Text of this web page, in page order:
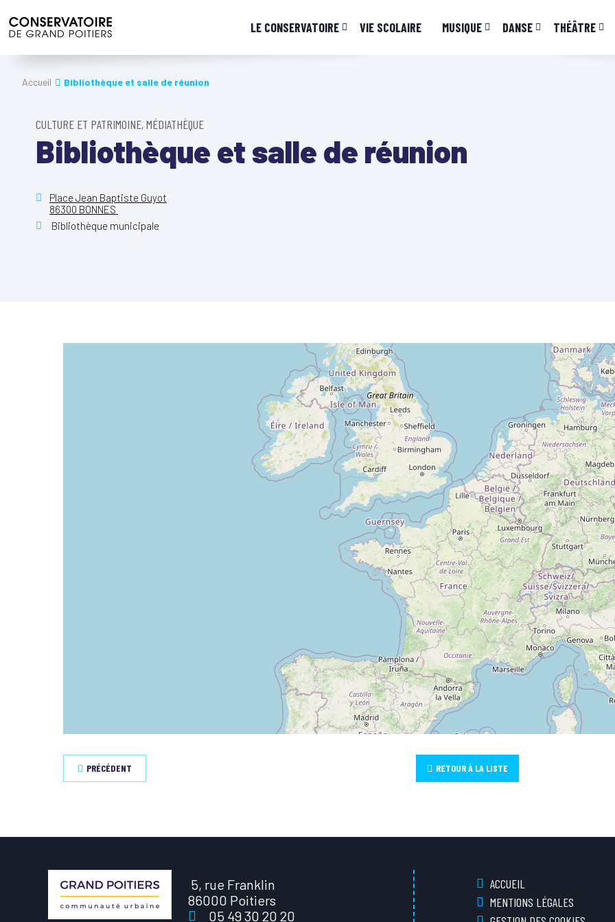
LE CONSERVATOIRE VIE SCOLAIRE MUSIQUE DANSE THÉÂTRE
Accueil Bibliothèque et salle de réunion
CULTURE ET PATRIMOINE, MÉDIATHÈQUE
Bibliothèque et salle de réunion
Place Jean Baptiste Guyot
86300 BONNES
Bibliothèque municipale
PRÉCÉDENT RETOUR À LA LISTE
5, rue Franklin
86000 Poitiers
05 49 30 20 20
ACCUEIL
MENTIONS LÉGALES